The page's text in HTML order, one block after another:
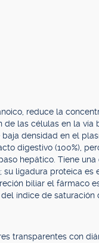
reduce la
las células en la
densidad en el
digestivo (100%),
hepático. Tiene
ligadura proteica es
biliar el fármaco
índice de saturación
transparentes con